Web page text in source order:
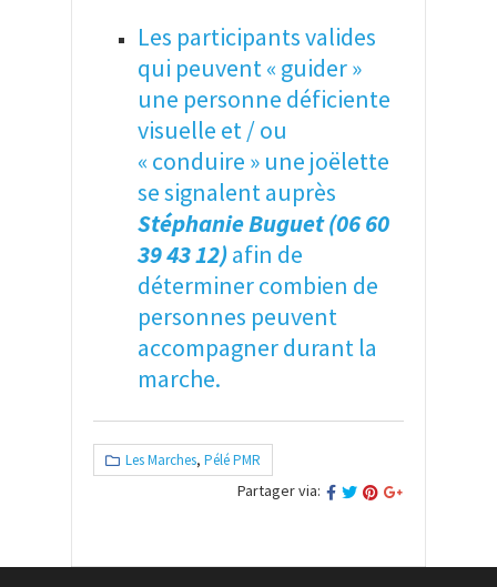
Les participants valides
qui peuvent « guider »
une personne déficiente
visuelle et / ou
« conduire » une joëlette
se signalent auprès
Stéphanie Buguet (06 60
39 43 12)afin de
déterminer combien de
personnes peuvent
accompagner durant la
marche.
Les Marches, Pélé PMR
Partager via: